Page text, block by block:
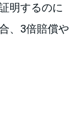
明するのに
、3倍賠償や